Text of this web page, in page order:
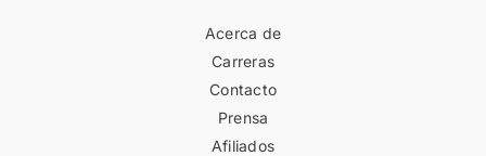
Acerca de
Carreras
Contacto
Prensa
Afiliados